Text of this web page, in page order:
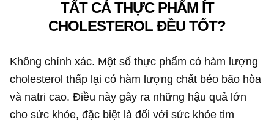
TẤT CẢ THỰC PHẨM ÍT
CHOLESTEROL ĐỀU TỐT?
Không chính xác. Một số thực phẩm có hàm lượng
cholesterol thấp lại có hàm lượng chất béo bão hòa
và natri cao. Điều này gây ra những hậu quả lớn
cho sức khỏe, đặc biệt là đối với sức khỏe tim